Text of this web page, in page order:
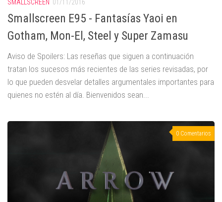
SMALLSCREEN 01/11/2016
Smallscreen E95 - Fantasías Yaoi en
Gotham, Mon-El, Steel y Super Zamasu
Aviso de Spoilers: Las reseñas que siguen a continuación
tratan los sucesos más recientes de las series revisadas, por
lo que pueden desvelar detalles argumentales importantes para
quienes no estén al día. Bienvenidos sean...
0 Comentarios